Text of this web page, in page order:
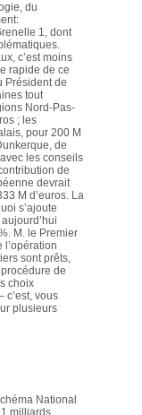
du
1, dont
c’est moins
rapide de ce
Président de
tout
Nord-Pas-
; les
pour 200 M
de
les conseils
de
devrait
M d’euros. La
s’ajoute
M. le Premier
sont prêts,
de
choix
c’est, vous
plusieurs
National
milliards